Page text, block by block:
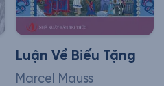
Luận Về Biếu Tặng
Marcel Mauss